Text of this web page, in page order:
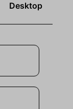
Desktop